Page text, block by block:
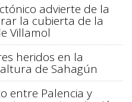
advierte de la
la cubierta de la
Villamol
heridos en la
de Sahagún
entre Palencia y